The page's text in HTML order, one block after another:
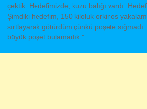
çektik. Hedefimizde, kuzu balığı vardı.
Şimdiki hedefim, 150 kiloluk orkinos
sırtlayarak götürdüm çünkü poşete
büyük poşet bulamadık.”